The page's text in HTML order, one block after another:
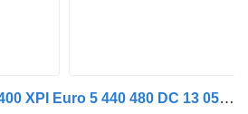
Двигатель Scania R400 XPI Euro 5 440 480 DC 13 05 1067992 для тягача Scania P R G 2008-2013